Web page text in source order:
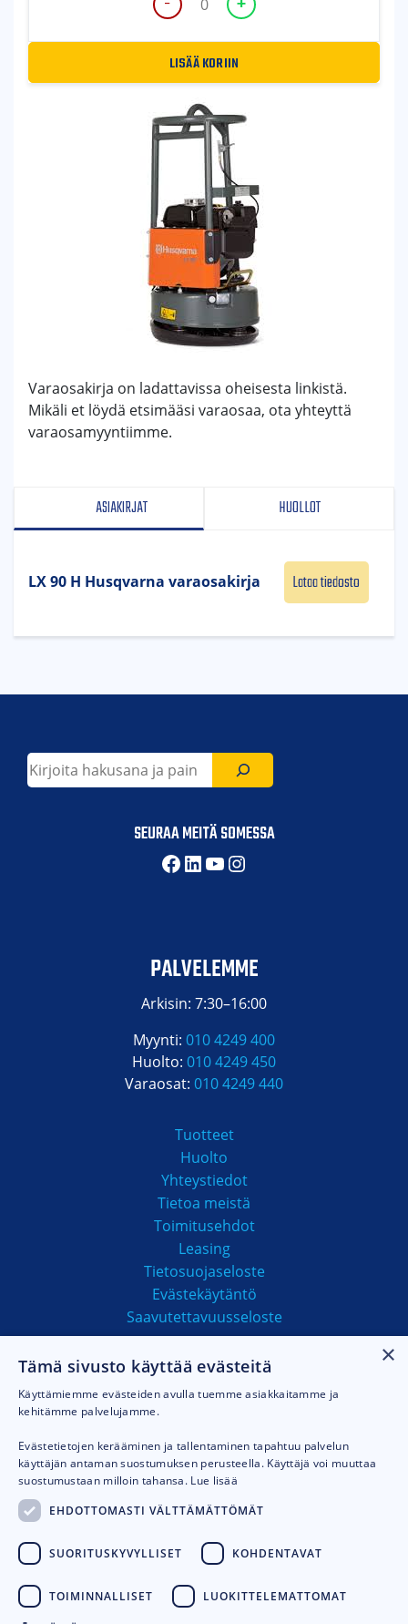
KAASUKAHVAN
ASENNUSRAUTAKITTI
määräLISÄÄ KORIIN
ASIAKIRJAT HUOLLOT
LX 90 H Husqvarna varaosakirja Lataa tiedosto
Varaosakirja on ladattavissa oheisesta linkistä.
Mikäli et löydä etsimääsi varaosaa, ota yhteyttä
varaosamyyntiimme.
Etsi
SEURAA MEITÄ SOMESSA
Facebook
LinkedIn
YouTube
Instagram
PALVELEMME
Arkisin: 7:30–16:00
Myynti: 010 4249 400
Huolto: 010 4249 450
Varaosat: 010 4249 440
Tuotteet
Huolto
Yhteystiedot
Tietoa meistä
Toimitusehdot
Leasing
Tietosuojaseloste
Evästekäytäntö
Saavutettavuusseloste
MAKSUTAVAT
×
Tämä sivusto käyttää evästeitä
Käyttämiemme evästeiden avulla tuemme asiakkaitamme ja
kehitämme palvelujamme.
Evästetietojen kerääminen ja tallentaminen tapahtuu palvelun
käyttäjän antaman suostumuksen perusteella. Käyttäjä voi muuttaa
suostumustaan milloin tahansa. Lue lisää
EHDOTTOMASTI VÄLTTÄMÄTTÖMÄT
SUORITUSKYVYLLISET KOHDENTAVAT
TOIMINNALLISET LUOKITTELEMATTOMAT